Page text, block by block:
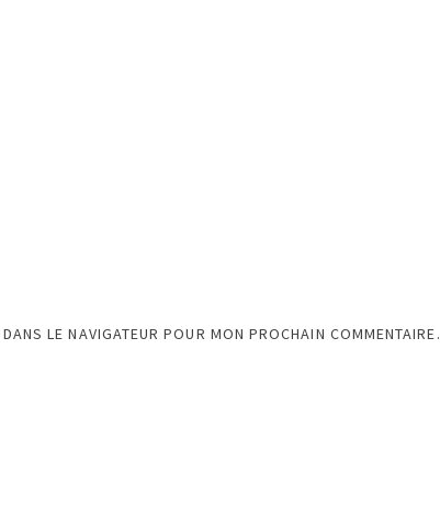
LE NAVIGATEUR POUR MON PROCHAIN COMMENTAIRE.